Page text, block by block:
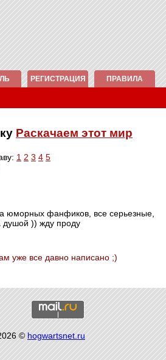
РЕГИСТРАЦИЯ ПРАВИЛА
Раскачаем этот мир
1 2 3 4 5
юморных фанфиков, все серьезные,
душой )) жду проду
уже все давно написано ;)
©hogwartsnet.ru